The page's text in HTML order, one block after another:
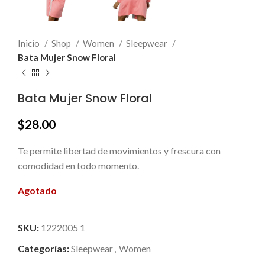
Inicio Shop Women
Sleepwear
Bata Mujer Snow Floral
Bata Mujer Snow Floral
$28.00
Te permite libertad de movimientos y frescura con
comodidad en todo momento.
Agotado
SKU: 1222005 1
Categorías:Sleepwear, Women